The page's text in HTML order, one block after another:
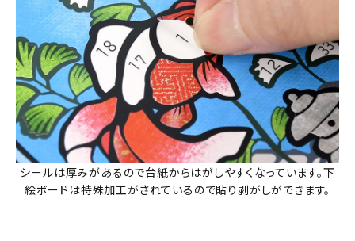
シールは厚みがあるので台紙からはがしやすくなっています。下
絵ボードは特殊加工がされているので貼り剥がしができます。